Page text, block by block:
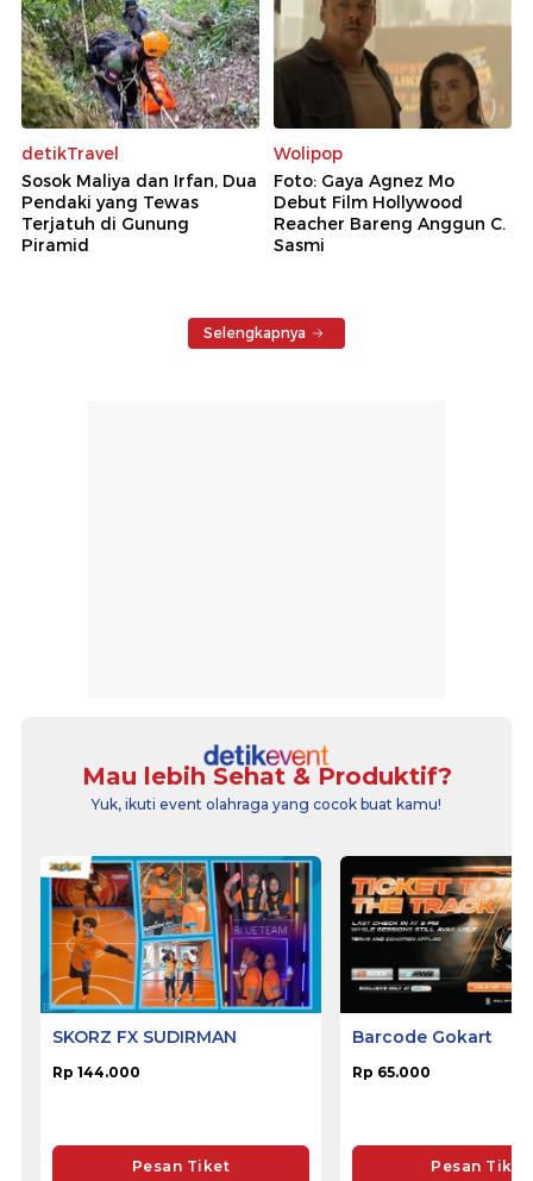
detikTravel
Sosok Maliya dan Irfan, Dua
Pendaki yang Tewas
Terjatuh di Gunung
Piramid
Wolipop
Foto: Gaya Agnez Mo
Debut Film Hollywood
Reacher Bareng Anggun C.
Sasmi
Selengkapnya
Mau lebih Sehat & Produktif?
Yuk, ikuti event olahraga yang cocok buat kamu!
SKORZ FX SUDIRMAN
Rp 144.000
Pesan Tiket
Barcode Gokart
Rp 65.000
Pesan Tiket